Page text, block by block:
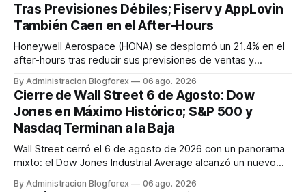
Tras Previsiones Débiles; Fiserv y AppLovin
También Caen en el After-Hours
Honeywell Aerospace (HONA) se desplomó un 21.4% en el
after-hours tras reducir sus previsiones de ventas y
en sus pronósticos anuales, y AppLovin (APP) bajó un 19.3%
tras no alcanzar las estimaciones de ingresos. SanDisk
(SNDK) tambié...
By Administracion Blogforex 06 ago. 2026
Cierre de Wall Street 6 de Agosto: Dow
Jones en Máximo Histórico; S&P 500 y
Nasdaq Terminan a la Baja
Wall Street cerró el 6 de agosto de 2026 con un panorama
mixto: el Dow Jones Industrial Average alcanzó un nuevo
By Administracion Blogforex 06 ago. 2026